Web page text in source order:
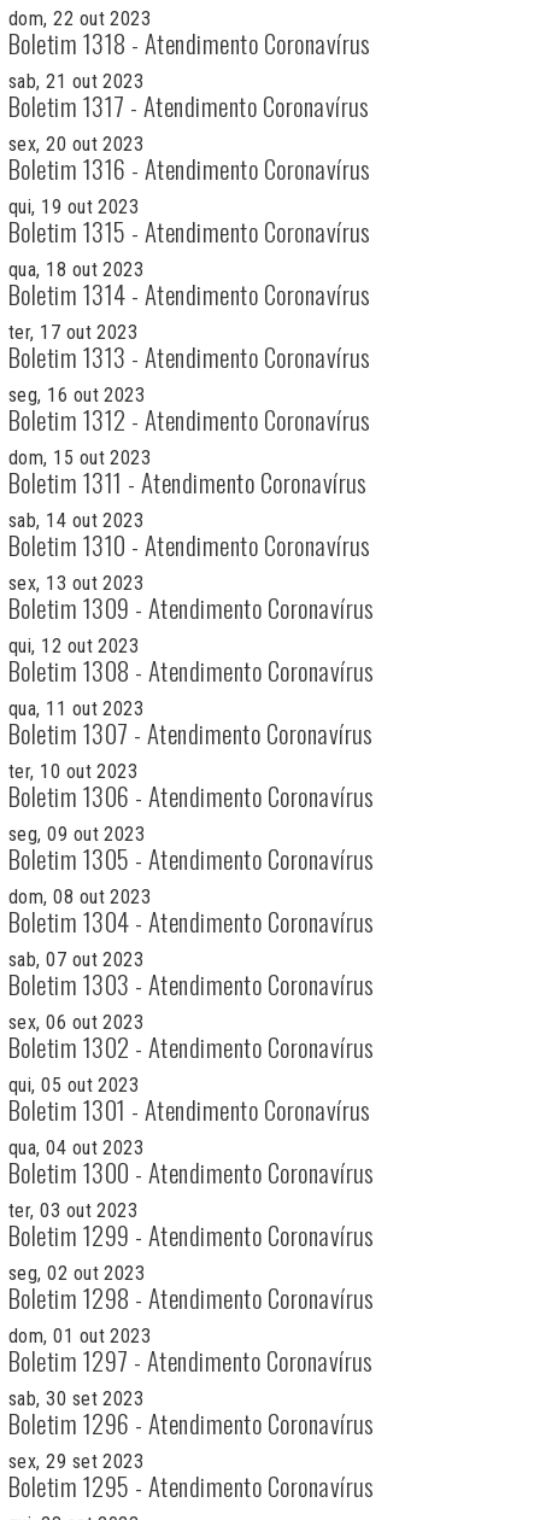
dom, 22 out 2023
Boletim 1318 - Atendimento Coronavírus
sab, 21 out 2023
Boletim 1317 - Atendimento Coronavírus
sex, 20 out 2023
Boletim 1316 - Atendimento Coronavírus
qui, 19 out 2023
Boletim 1315 - Atendimento Coronavírus
qua, 18 out 2023
Boletim 1314 - Atendimento Coronavírus
ter, 17 out 2023
Boletim 1313 - Atendimento Coronavírus
seg, 16 out 2023
Boletim 1312 - Atendimento Coronavírus
dom, 15 out 2023
Boletim 1311 - Atendimento Coronavírus
sab, 14 out 2023
Boletim 1310 - Atendimento Coronavírus
sex, 13 out 2023
Boletim 1309 - Atendimento Coronavírus
qui, 12 out 2023
Boletim 1308 - Atendimento Coronavírus
qua, 11 out 2023
Boletim 1307 - Atendimento Coronavírus
ter, 10 out 2023
Boletim 1306 - Atendimento Coronavírus
seg, 09 out 2023
Boletim 1305 - Atendimento Coronavírus
dom, 08 out 2023
Boletim 1304 - Atendimento Coronavírus
sab, 07 out 2023
Boletim 1303 - Atendimento Coronavírus
sex, 06 out 2023
Boletim 1302 - Atendimento Coronavírus
qui, 05 out 2023
Boletim 1301 - Atendimento Coronavírus
qua, 04 out 2023
Boletim 1300 - Atendimento Coronavírus
ter, 03 out 2023
Boletim 1299 - Atendimento Coronavírus
seg, 02 out 2023
Boletim 1298 - Atendimento Coronavírus
dom, 01 out 2023
Boletim 1297 - Atendimento Coronavírus
sab, 30 set 2023
Boletim 1296 - Atendimento Coronavírus
sex, 29 set 2023
Boletim 1295 - Atendimento Coronavírus